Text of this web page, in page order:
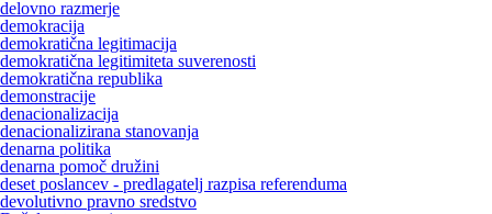
delovno razmerje
demokracija
demokratična legitimacija
demokratična legitimiteta suverenosti
demokratična republika
demonstracije
denacionalizacija
denacionalizirana stanovanja
denarna politika
denarna pomoč družini
deset poslancev - predlagatelj razpisa referenduma
devolutivno pravno sredstvo